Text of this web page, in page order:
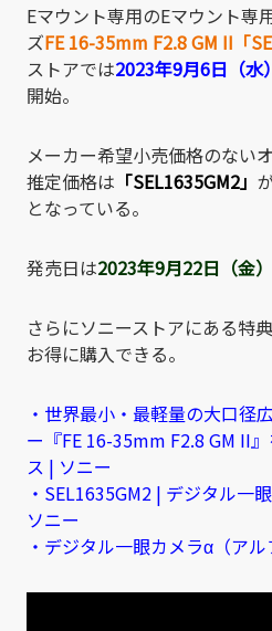
Eマウント専用のEマウント専
ズFE 16-35mm F2.8 GM II「
ストアでは2023年9月6日（水
開始。
メーカー希望小売価格のない
推定価格は 「SEL1635GM2」
となっている。
発売日は2023年9月22日（金）
さらにソニーストアにある特
お得に購入できる。
・世界最小・最軽量の大口径
ー『FE 16-35mm F2.8 GM II
ス | ソニー
・SEL1635GM2 | デジタル一
ソニー
・デジタル一眼カメラα（ア